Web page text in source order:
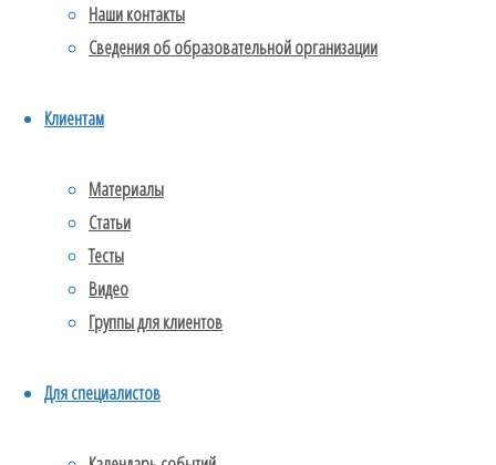
Наши контакты
Сведения об образовательной организации
Клиентам
Материалы
Статьи
Тесты
Видео
Группы для клиентов
Для специалистов
Гендерен.
В России
и курсов
всего,
будет